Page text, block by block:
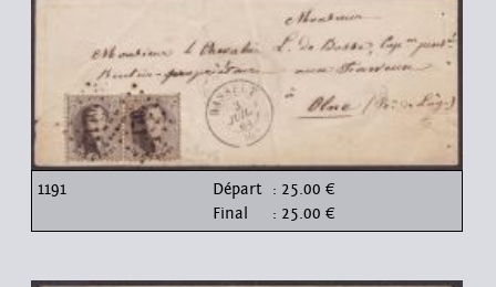
1191 Départ : 25.00 €
Final
: 25.00 €